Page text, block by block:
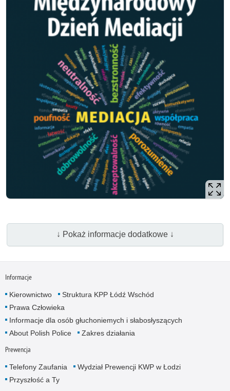
↓ Pokaż informacje dodatkowe ↓
Informacje
Kierownictwo
Struktura KPP Łódź Wschód
Prawa Człowieka
Informacje dla osób głuchoniemych i słabosłyszących
About Polish Police
Zakres działania
Prewencja
Telefony Zaufania
Wydział Prewencji KWP w Łodzi
Przyszłość a Ty